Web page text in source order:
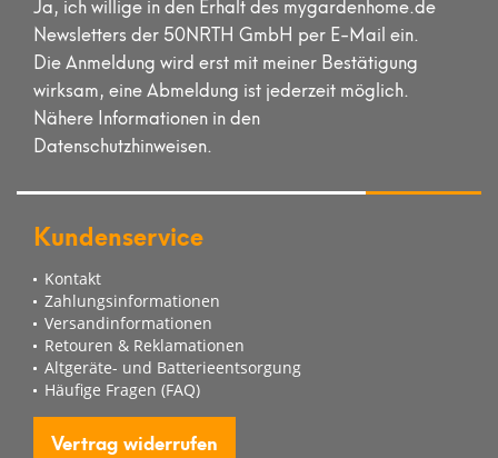
Newsletters der 50NRTH GmbH per E-Mail ein.
Die Anmeldung wird erst mit meiner Bestätigung
wirksam, eine Abmeldung ist jederzeit möglich.
Nähere Informationen in den
Datenschutzhinweisen.
Kundenservice
Kontakt
Zahlungsinformationen
Versandinformationen
Retouren & Reklamationen
Altgeräte- und Batterieentsorgung
Häufige Fragen (FAQ)
Vertrag widerrufen